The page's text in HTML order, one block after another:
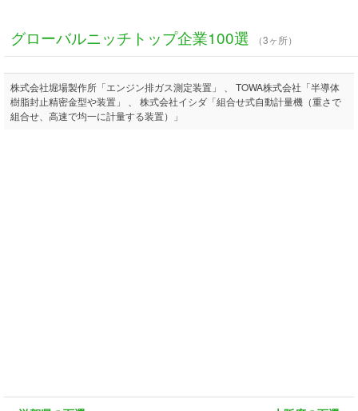
グローバルニッチトップ企業100選 （3ヶ所）
株式会社堀場製作所「エンジン排ガス測定装置」 、 TOWA株式会社「半導体
樹脂封止精密金型や装置」 、 株式会社イシダ「組合せ式自動計量機（重さで
組合せ、高速で均一に計量する装置）」